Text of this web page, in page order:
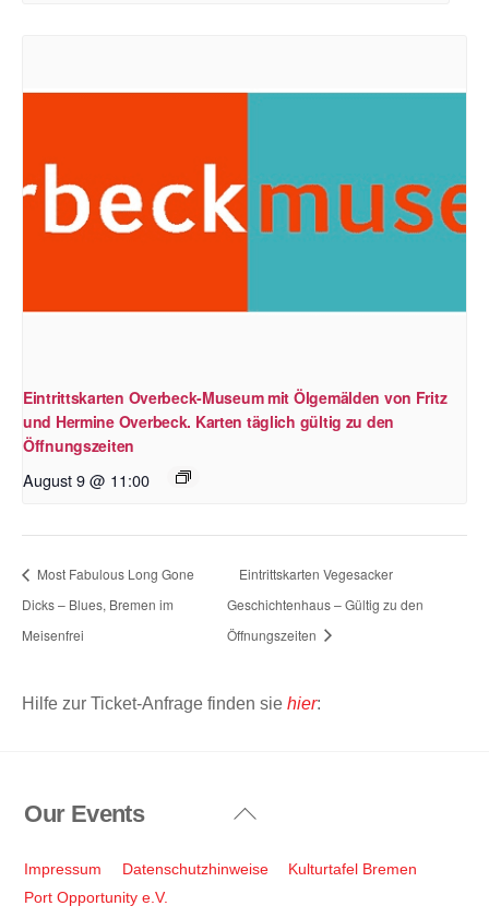
Eintrittskarten Overbeck-Museum mit Ölgemälden von Fritz
und Hermine Overbeck. Karten täglich gültig zu den
Öffnungszeiten
August 9 @ 11:00
Most Fabulous Long Gone
Dicks – Blues, Bremen im
Meisenfrei
Eintrittskarten Vegesacker
Geschichtenhaus – Gültig zu den
Öffnungszeiten
Hilfe zur Ticket-Anfrage finden sie hier:
Back
Top
Our Events
Impressum Datenschutzhinweise
Kulturtafel Bremen
Port Opportunity e.V.